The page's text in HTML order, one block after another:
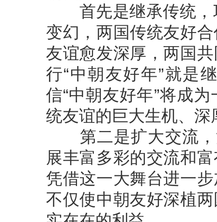
首先是继承传统，
变幻，两国传统友好
友谊愈发深厚，两国
行“中朝友好年”就是
信“中朝友好年”将成
统友谊的巨大生机、
第二是扩大交流，
展丰富多彩的交流和
凭借这一大舞台进一
不仅使中朝友好深植